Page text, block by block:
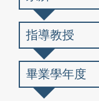
指導教授
畢業學年度